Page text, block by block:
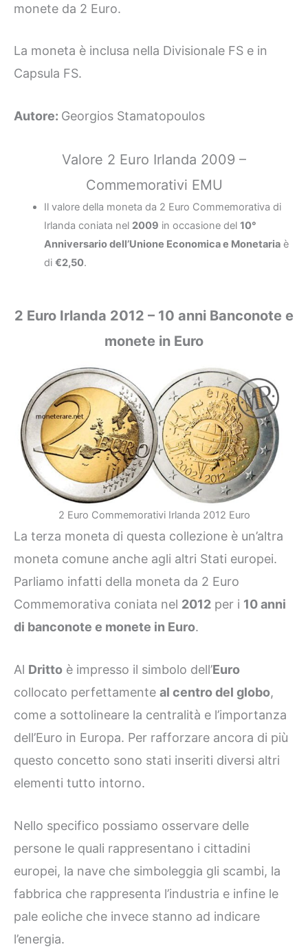
monete da 2 Euro.
La moneta è inclusa nella Divisionale FS e in
Capsula FS.
Autore: Georgios Stamatopoulos
Valore 2 Euro Irlanda 2009 –
Commemorativi EMU
Il valore della moneta da 2 Euro Commemorativa di
Irlanda coniata nel 2009 in occasione del 10°
Anniversario dell’Unione Economica e Monetariaè
di €2,50.
2 Euro Irlanda 2012 – 10 anni Banconote e
monete in Euro
2 Euro Commemorativi Irlanda 2012 Euro
La terza moneta di questa collezione è un’altra
moneta comune anche agli altri Stati europei.
Parliamo infatti della moneta da 2 Euro
Commemorativa coniata nel 2012 per i 10 anni
di banconote e monete in Euro.
Al Dritto è impresso il simbolo dell’Euro
collocato perfettamente al centro del globo,
come a sottolineare la centralità e l’importanza
dell’Euro in Europa. Per rafforzare ancora di più
questo concetto sono stati inseriti diversi altri
elementi tutto intorno.
Nello specifico possiamo osservare delle
persone le quali rappresentano i cittadini
europei, la nave che simboleggia gli scambi, la
fabbrica che rappresenta l’industria e infine le
pale eoliche che invece stanno ad indicare
l’energia.